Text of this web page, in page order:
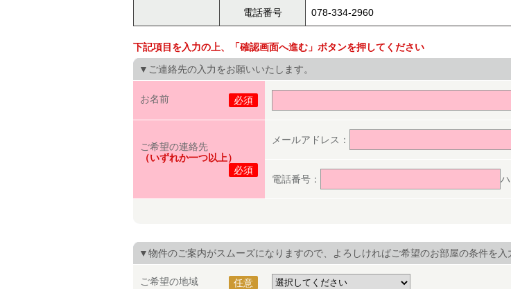
電話番号 078-334-2960
下記項目を入力の上、「確認画面へ進む」ボタンを押してください
▼ご連絡先の入力をお願いいたします。
お名前 必須
ご希望の連絡先
（いずれか一つ以上）
必須
メールアドレス：
電話番号：
▼物件のご案内がスムーズになりますので、よろしければご希望のお部屋の条件を入
ご希望の地域 任意